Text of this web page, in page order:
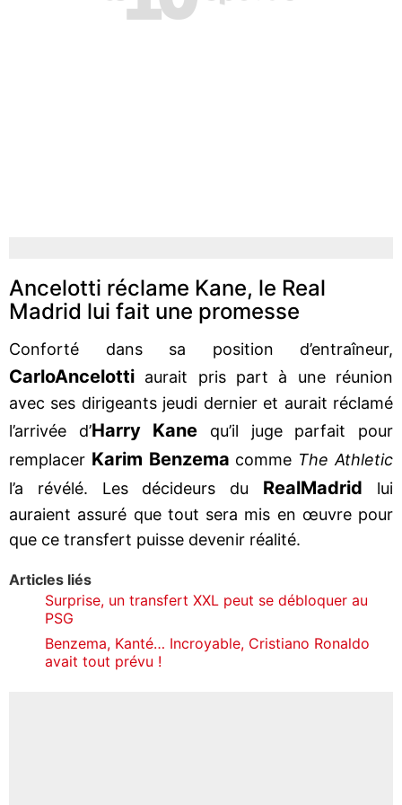
Ancelotti réclame Kane, le Real
Madrid lui fait une promesse
Conforté dans sa position d’entraîneur,
CarloAncelotti aurait pris part à une réunion
avec ses dirigeants jeudi dernier et aurait réclamé
l’arrivée d’Harry Kane qu’il juge parfait pour
remplacer Karim Benzema comme The Athletic
l’a révélé. Les décideurs du RealMadrid lui
auraient assuré que tout sera mis en œuvre pour
que ce transfert puisse devenir réalité.
Articles liés
Surprise, un transfert XXL peut se débloquer au
PSG
Benzema, Kanté… Incroyable, Cristiano Ronaldo
avait tout prévu !